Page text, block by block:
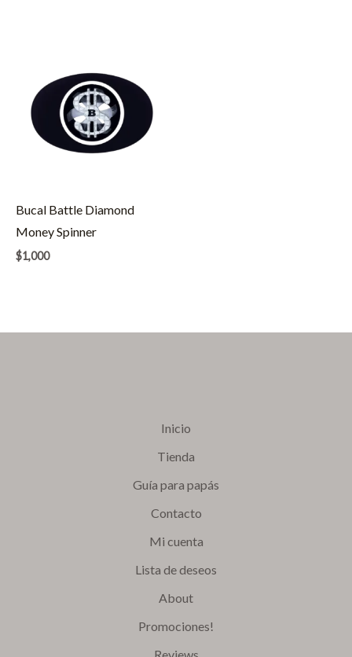
Bucal Battle Diamond
Money Spinner
$1,000
Inicio
Tienda
Guía para papás
Contacto
Mi cuenta
Lista de deseos
About
Promociones!
Reviews